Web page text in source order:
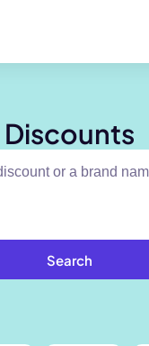
Discounts
Search